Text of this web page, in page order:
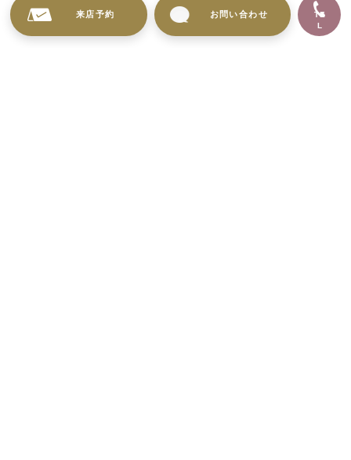
来店予約 お問い合わせ
TE
L